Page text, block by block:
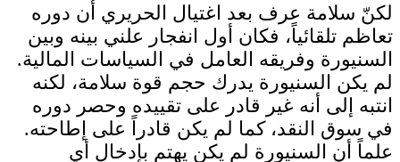
لكنّ سلامة عرف بعد اغتيال الحريري أن دوره
تعاظم تلقائياً، فكان أول انفجار علني بينه وبين
السنيورة وفريقه العامل في السياسات المالية.
لم يكن السنيورة يدرك حجم قوة سلامة، لكنه
انتبه إلى أنه غير قادر على تقييده وحصر دوره
في سوق النقد، كما لم يكن قادراً على إطاحته.
علماً أن السنيورة لم يكن يهتم بإدخال أي